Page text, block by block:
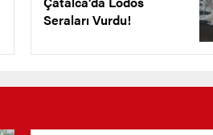
Seraları Vurdu!